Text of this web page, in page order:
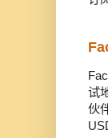
试
伙